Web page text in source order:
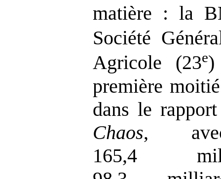
matière : la
Société
Agricole (23e)
première
dans le
Chaos, avec
165,4